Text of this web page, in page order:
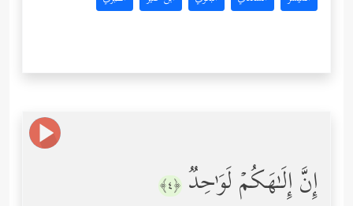
إِنَّ إِلَـٰهَكُمۡ لَوَ ٰ⁠حِدࣱ ﴿٤﴾